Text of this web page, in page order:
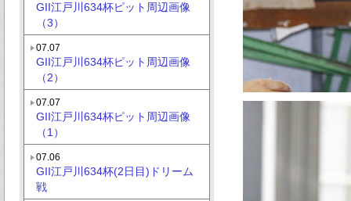
GII江戸川634杯ピット周辺画像
（3）
07.07
GII江戸川634杯ピット周辺画像
（2）
07.07
GII江戸川634杯ピット周辺画像
（1）
07.06
GII江戸川634杯(2日目)ドリーム
戦